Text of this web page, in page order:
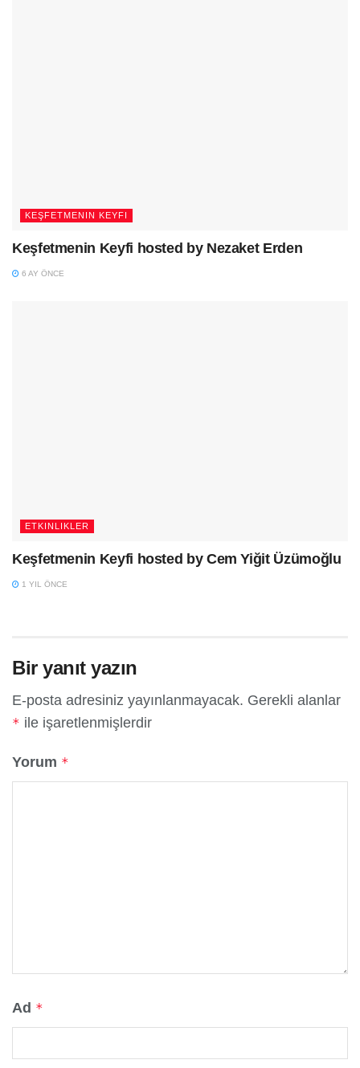
KEŞFETMENIN KEYFI
Keşfetmenin Keyfi hosted by Nezaket Erden
6 AY ÖNCE
ETKINLIKLER
Keşfetmenin Keyfi hosted by Cem Yiğit Üzümoğlu
1 YIL ÖNCE
Bir yanıt yazın
E-posta adresiniz yayınlanmayacak. Gerekli alanlar
* ile işaretlenmişlerdir
Yorum *
Ad *